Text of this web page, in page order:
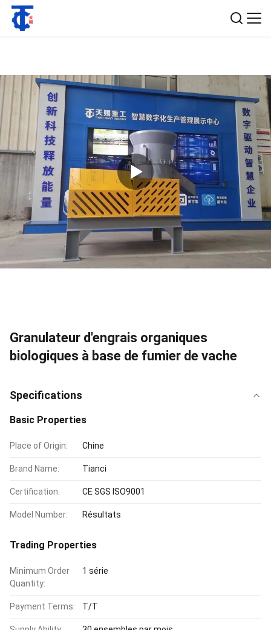
Granulateur d'engrais organiques
biologiques à base de fumier de vache
Specifications
Basic Properties
Place of Origin: Chine
Brand Name: Tianci
Certification: CE SGS ISO9001
Model Number: Résultats
Trading Properties
Minimum Order
Quantity:
1 série
Payment Terms: T/T